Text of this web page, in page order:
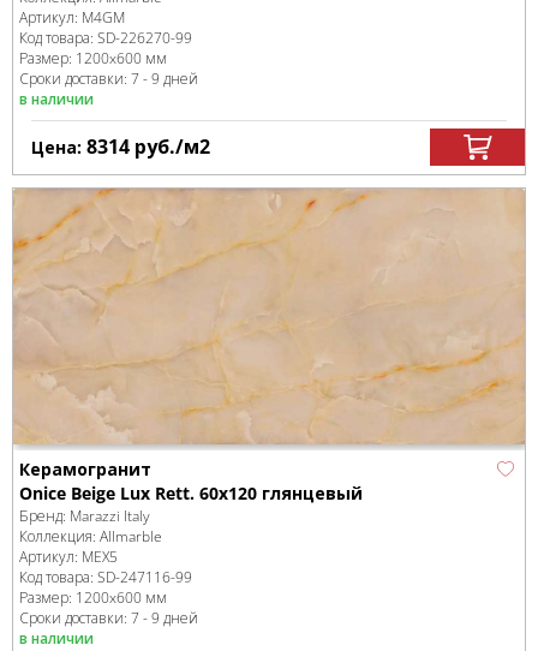
Артикул: M4GM
Код товара: SD-226270-99
Размер: 1200x600 мм
Сроки доставки: 7 - 9 дней
в наличии
Цена: 8314 руб./м2
Керамогранит
Onice Beige Lux Rett. 60x120 глянцевый
Бренд: Marazzi Italy
Коллекция: Allmarble
Артикул: MEX5
Код товара: SD-247116-99
Размер: 1200x600 мм
Сроки доставки: 7 - 9 дней
в наличии